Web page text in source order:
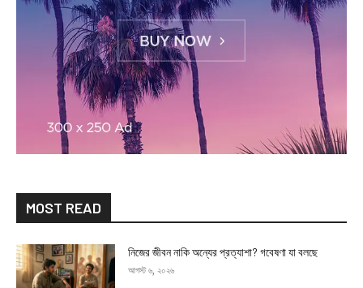
MOST READ
নিজের জীবন নাকি অন্যের প্রত্যাশা? গবেষণা যা বলছে
আগস্ট ৬, ২০২৬